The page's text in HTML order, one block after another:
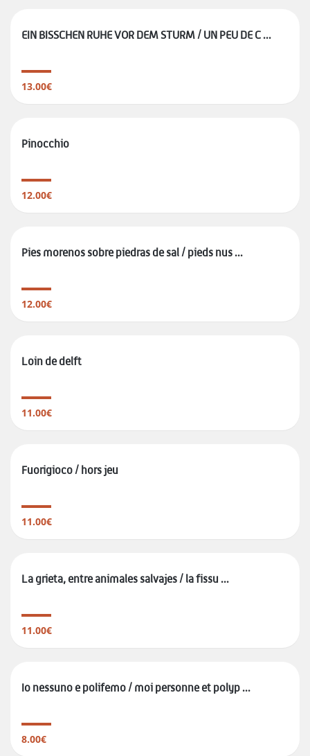
EIN BISSCHEN RUHE VOR DEM STURM / UN PEU DE C ...
13.00€
Pinocchio
12.00€
Pies morenos sobre piedras de sal / pieds nus ...
12.00€
Loin de delft
11.00€
Fuorigioco / hors jeu
11.00€
La grieta, entre animales salvajes / la fissu ...
11.00€
Io nessuno e polifemo / moi personne et polyp ...
8.00€